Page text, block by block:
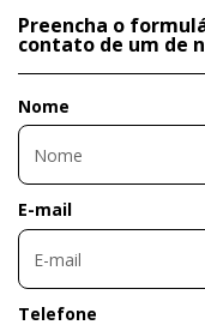
Preencha o
contato de um de
Nome
E-mail
Telefone